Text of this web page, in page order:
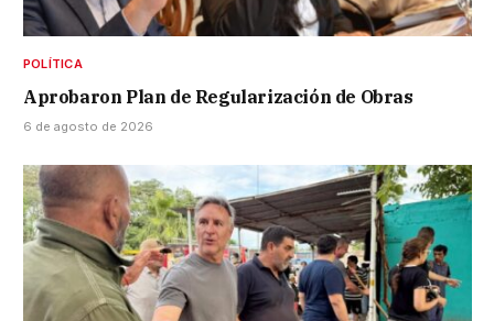
POLÍTICA
Aprobaron Plan de Regularización de Obras
6 de agosto de 2026